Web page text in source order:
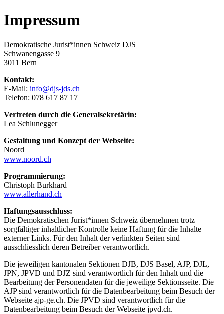
Impressum
Demokratische Jurist*innen Schweiz DJS
Schwanengasse 9
3011 Bern
Kontakt:
E-Mail: info@djs-jds.ch
Telefon: 078 617 87 17
Vertreten durch die Generalsekretärin:
Lea Schlunegger
Gestaltung und Konzept der Webseite:
Noord
www.noord.ch
Programmierung:
Christoph Burkhard
www.allerhand.ch
Haftungsausschluss:
Die Demokratischen Jurist*innen Schweiz übernehmen trotz
sorgfältiger inhaltlicher Kontrolle keine Haftung für die Inhalte
externer Links. Für den Inhalt der verlinkten Seiten sind
ausschliesslich deren Betreiber verantwortlich.
Die jeweiligen kantonalen Sektionen DJB, DJS Basel, AJP, DJL,
JPN, JPVD und DJZ sind verantwortlich für den Inhalt und die
Bearbeitung der Personendaten für die jeweilige Sektionsseite. Die
AJP sind verantwortlich für die Datenbearbeitung beim Besuch der
Webseite ajp-ge.ch. Die JPVD sind verantwortlich für die
Datenbearbeitung beim Besuch der Webseite jpvd.ch.